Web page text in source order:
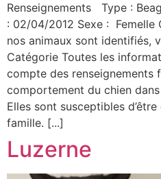
Renseignements Type :
: 02/04/2012 Sexe :
nos animaux sont identifiés,
Catégorie Toutes les
compte des renseignements
comportement du chien
Elles sont susceptibles
famille. [...]
Luzerne